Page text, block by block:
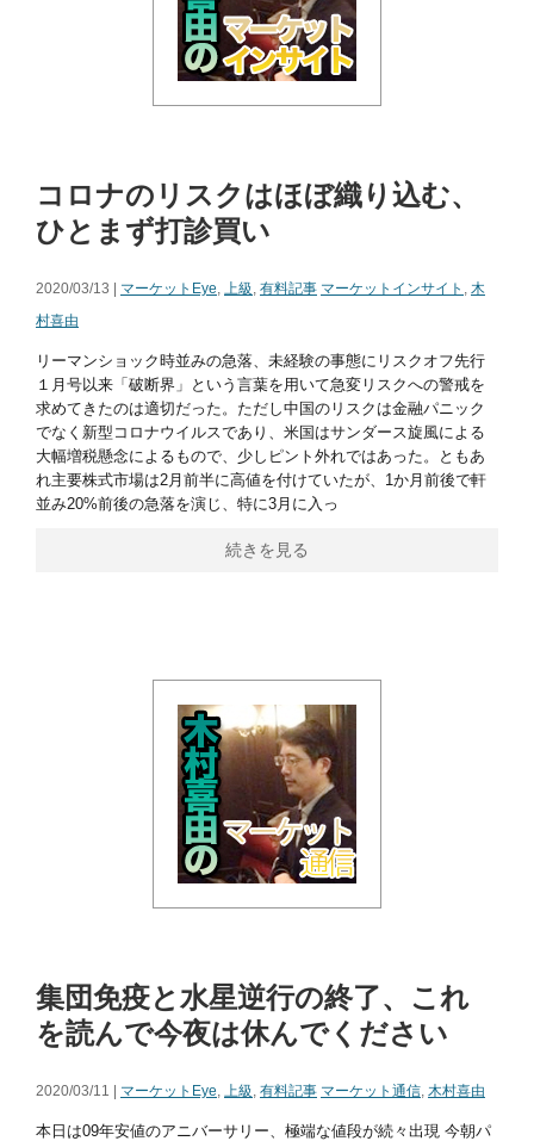
コロナのリスクはほぼ織り込む、
ひとまず打診買い
2020/03/13 | マーケットEye, 上級, 有料記事 マーケットインサイト , 木
村喜由
リーマンショック時並みの急落、未経験の事態にリスクオフ先行
１月号以来「破断界」という言葉を用いて急変リスクへの警戒を
求めてきたのは適切だった。ただし中国のリスクは金融パニック
でなく新型コロナウイルスであり、米国はサンダース旋風による
大幅増税懸念によるもので、少しピント外れではあった。ともあ
れ主要株式市場は2月前半に高値を付けていたが、1か月前後で軒
並み20%前後の急落を演じ、特に3月に入っ
続きを見る
集団免疫と水星逆行の終了、これ
を読んで今夜は休んでください
2020/03/11 | マーケットEye, 上級, 有料記事 マーケット通信, 木村喜由
本日は09年安値のアニバーサリー、極端な値段が続々出現 今朝パ